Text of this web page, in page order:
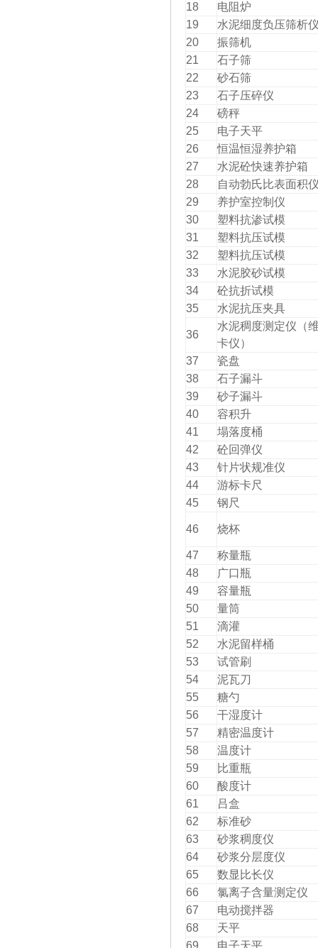
18
电阻炉
19
水泥细度负压筛析
20
振筛机
21
石子筛
22
砂石筛
23
石子压碎仪
24
磅秤
25
电子天平
26
恒温恒湿养护箱
27
水泥砼快速养护箱
28
自动勃氏比表面积
29
养护室控制仪
30
塑料抗渗试模
31
塑料抗压试模
32
塑料抗压试模
33
水泥胶砂试模
34
砼抗折试模
35
水泥抗压夹具
36
水泥稠度测定仪（
卡仪）
37
瓷盘
38
石子漏斗
39
砂子漏斗
40
容积升
41
塌落度桶
42
砼回弹仪
43
针片状规准仪
44
游标卡尺
45
钢尺
46 烧杯
47
称量瓶
48
广口瓶
49
容量瓶
50
量筒
51
滴灌
52
水泥留样桶
53
试管刷
54
泥瓦刀
55
糖勺
56
干湿度计
57
精密温度计
58
温度计
59
比重瓶
60
酸度计
61
吕盒
62
标准砂
63
砂浆稠度仪
64
砂浆分层度仪
65
数显比长仪
66
氯离子含量测定仪
67
电动搅拌器
68
天平
69
电子天平